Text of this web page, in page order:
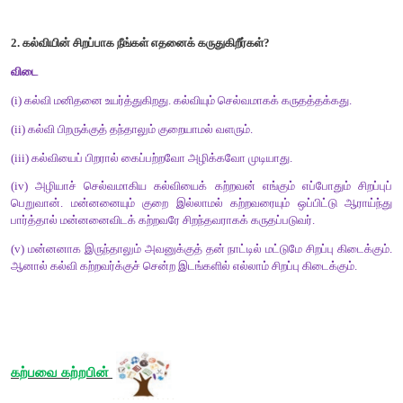
குறுவினா
கற்றவரின் பெருமைகளாக முதுரை கூறுவன யாவை
விடை
(ii)மன்னனுக்குத் தன் நாட்டில் மட்டுமே சிறப்பு. ஆனால்
சிந்தனை வினா